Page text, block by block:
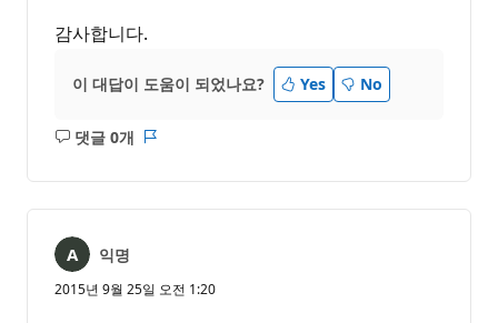
감사합니다.
이 대답이 도움이 되었나요? Yes No
댓글 0개
설
음
익명
2015년 9월 25일 오전 1:20